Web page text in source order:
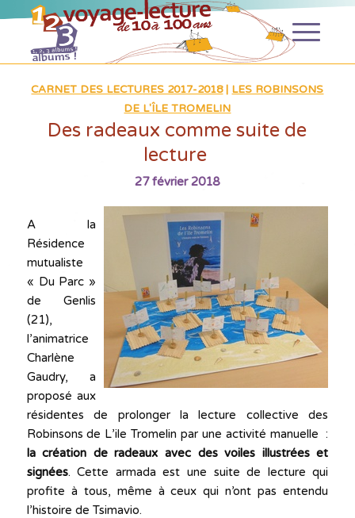
CARNET DES LECTURES 2017-2018| LES ROBINSONS
DE L'ÎLE TROMELIN
Des radeaux comme suite de
lecture
27 février 2018
A la
Résidence
mutualiste
« Du Parc »
de Genlis
(21),
l’animatrice
Charlène
Gaudry, a
proposé aux
résidentes de prolonger la lecture collective des
Robinsons de L’ile Tromelinpar une activité manuelle :
la création de radeaux avec des voiles illustrées et
signées. Cette armada est une suite de lecture qui
profite à tous, même à ceux qui n’ont pas entendu
l’histoire de Tsimavio.